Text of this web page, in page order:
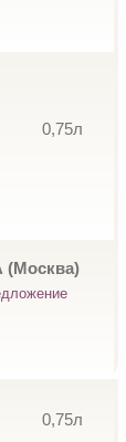
0,75л
(Москва)
0,75л